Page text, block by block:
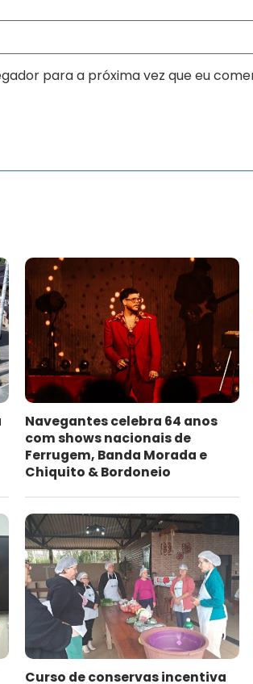
para a próxima vez que eu
Navegantes celebra 64 anos
com shows nacionais de
Ferrugem, Banda Morada e
Chiquito & Bordoneio
Curso de conservas incentiva